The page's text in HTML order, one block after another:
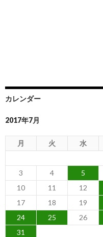
カレンダー
2017年7月
月 火 水
3
4 5
10
11 12
17
18 19
24
25 26
31